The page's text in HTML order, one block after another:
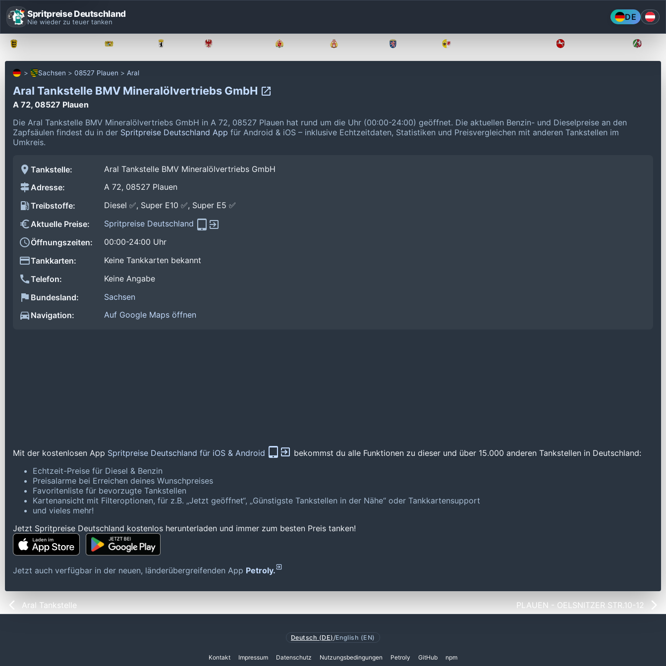
Spritpreise Deutschland
Nie wieder zu teuer tanken DE
Sachsen 08527 Plauen Aral
Aral Tankstelle BMV Mineralölvertriebs GmbH
A 72, 08527 Plauen
Die Aral Tankstelle BMV Mineralölvertriebs GmbH in A 72, 08527 Plauen hat rund um die Uhr (00:00-24:00) geöffnet. Die aktuellen Benzin- und Dieselpreise an den
Zapfsäulen findest du in der Spritpreise Deutschland App für Android & iOS – inklusive Echtzeitdaten, Statistiken und Preisvergleichen mit anderen Tankstellen im
Umkreis.
Tankstelle:
Aral Tankstelle BMV Mineralölvertriebs GmbH
Adresse:
A 72, 08527 Plauen
Treibstoffe:
Diesel ✅, Super E10 ✅, Super E5 ✅
Aktuelle Preise:
Spritpreise Deutschland
Öffnungszeiten:
00:00-24:00 Uhr
Tankkarten:
Keine Tankkarten bekannt
Telefon:
Keine Angabe
Bundesland:
Sachsen
Navigation:
Auf Google Maps öffnen
Mit der kostenlosen App Spritpreise Deutschland für iOS & Android
bekommst du alle Funktionen zu dieser und über 15.000 anderen Tankstellen in Deutschland:
Echtzeit-Preise für Diesel & Benzin
Preisalarme bei Erreichen deines Wunschpreises
Favoritenliste für bevorzugte Tankstellen
Kartenansicht mit Filteroptionen, für z.B. „Jetzt geöffnet“, „Günstigste Tankstellen in der Nähe“ oder Tankkartensupport
und vieles mehr!
Jetzt Spritpreise Deutschland kostenlos herunterladen und immer zum besten Preis tanken!
Jetzt auch verfügbar in der neuen, länderübergreifenden App Petroly.
Aral Tankstelle PLAUEN - OELSNITZER STR.10-12
Deutsch (DE) /English (EN)
Kontakt Impressum Datenschutz Nutzungsbedingungen Petroly GitHub npm